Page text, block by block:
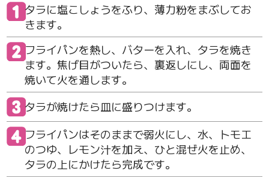
タラに塩こしょうをふり、薄力粉をまぶしてお
きます。
フライパンを熱し、バターを入れ、タラを焼き
ます。焦げ目がついたら、裏返しにし、両面を
焼いて火を通します。
タラが焼けたら皿に盛りつけます。
フライパンはそのままで弱火にし、水、トモエ
のつゆ、レモン汁を加え、ひと混ぜ火を止め、
タラの上にかけたら完成です。